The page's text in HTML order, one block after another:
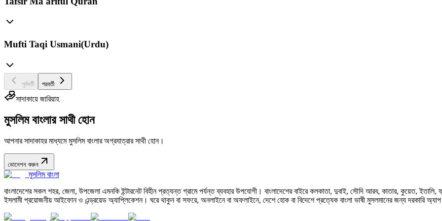
Mufti Taqi Usmani(Urdu)
পূর্ববর্তী পরবর্তী
সাদাকায়ে জারিয়াহ
মুসলিম বাংলার সাথী হোন
আপনার সাদাকাহর মাধ্যমে মুসলিম বাংলার অগ্রযাত্রার সাথী হোন।
ডোনেশন করুন
মুসলিম বাংলা
বাংলাদেশের সকল শহর, জেলা, উপজেলা এমনকি ইন্টারনেট বিহীন প্রত্যন্ত গ্রামে পর্যন্ত ব্যবহার উপযোগী। বাংলাদেশের বাইরে কলকাতা, দুবাই, সৌদি আরব, কাতার, কুয়েত, ইতালি,
ইসলামী প্রয়োজনীয় আইফোন ও এন্ড্রয়েড অ্যাপ্লিকেশন। ঘরে থাকুন বা সফরে, অনলাইনে বা অফলাইনে, দেশে হোক বা বিদেশে প্রত্যেক বাংলা ভাষী মুসলমানের জন্য দরকারি